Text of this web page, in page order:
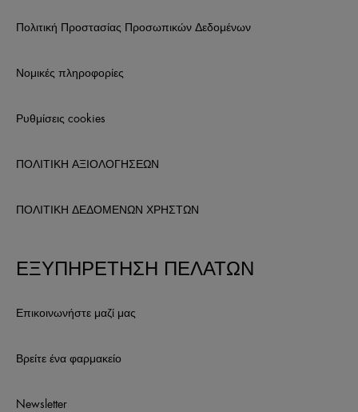
Πολιτική Προστασίας Προσωπικών Δεδομένων
Νομικές πληροφορίες
Ρυθμίσεις cookies
ΠΟΛΙΤΙΚΗ ΑΞΙΟΛΟΓΗΣΕΩΝ
ΠΟΛΙΤΙΚΗ ΔΕΔΟΜΕΝΩΝ ΧΡΗΣΤΩΝ
ΕΞΥΠΗΡΕΤΗΣΗ ΠΕΛΑΤΩΝ
Επικοινωνήστε μαζί μας
Βρείτε ένα φαρμακείο
Newsletter